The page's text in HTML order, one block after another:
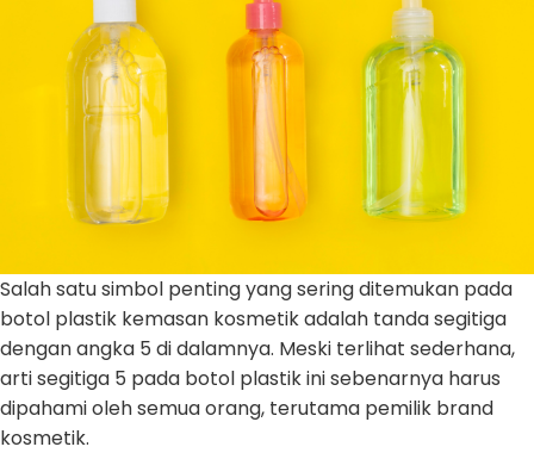
Salah satu simbol penting yang sering ditemukan pada
botol plastik kemasan kosmetik adalah tanda segitiga
dengan angka 5 di dalamnya. Meski terlihat sederhana,
arti segitiga 5 pada botol plastik ini sebenarnya harus
dipahami oleh semua orang, terutama pemilik brand
kosmetik.